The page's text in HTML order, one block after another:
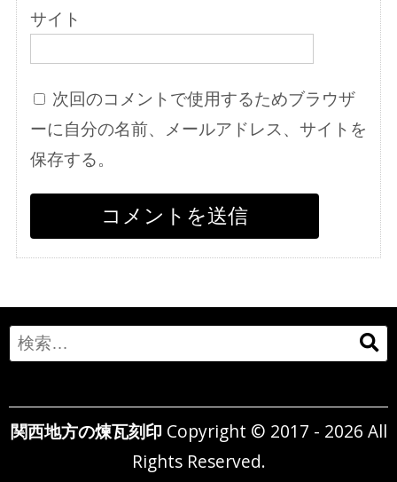
サイト
次回のコメントで使用するためブラウザ
ーに自分の名前、メールアドレス、サイトを
保存する。
Search
for:
関西地方の煉瓦刻印 Copyright © 2017 - 2026 All
Rights Reserved.